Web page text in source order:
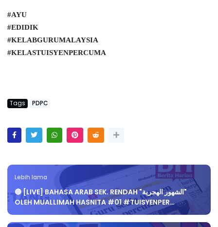
#AYU
#EDIDIK
#KELABGURUMALAYSIA
#KELASTUISYENPERCUMA
Tags PDPC
Lebih lama
🔴 [LIVE] BAHASA ARAB SEK. RENDAH "الشهور الهجرية"
OLEH MUALLIMAH HASNITA #01 #TUISYENPER…